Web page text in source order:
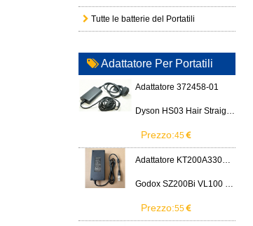
Tutte le batterie del Portatili
Adattatore Per Portatili
Adattatore 372458-01
Dyson HS03 Hair Straightener
Prezzo:45
Adattatore KT200A3300666B3
Godox SZ200Bi VL100 VL200 VL300 LED Light
Prezzo:55